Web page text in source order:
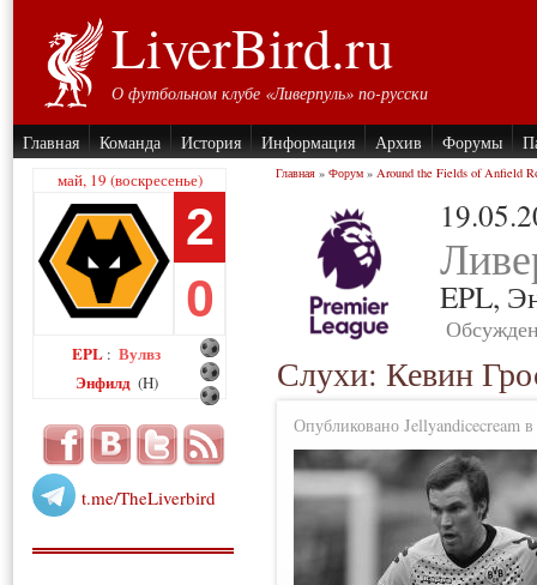
LiverBird.ru
О футбольном клубе «Ливерпуль» по-русски
Главная Команда История Информация Архив Форумы
май, 19 (воскресенье)
2
0
EPL : Вулвз
Энфилд (H)
t.me/TheLiverbird
Главная » Форум » Around the Fields of Anfield
EPL,
Слухи: Кевин
Опубликовано Jellyandicecream